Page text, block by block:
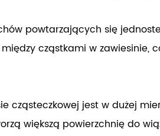
powtarzających się
cząstkami w
jest w dużej
większą powierzchnię do